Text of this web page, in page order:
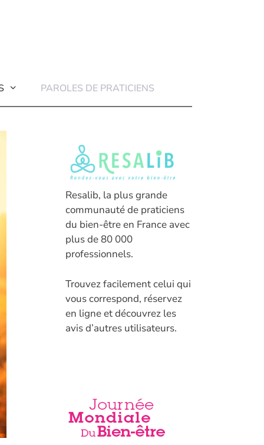
PAROLES DE PRATICIENS
Resalib, la plus grande
communauté de praticiens
du bien-être en France avec
plus de 80 000
professionnels.
Trouvez facilement celui qui
vous correspond, réservez
en ligne et découvrez les
avis d’autres utilisateurs.